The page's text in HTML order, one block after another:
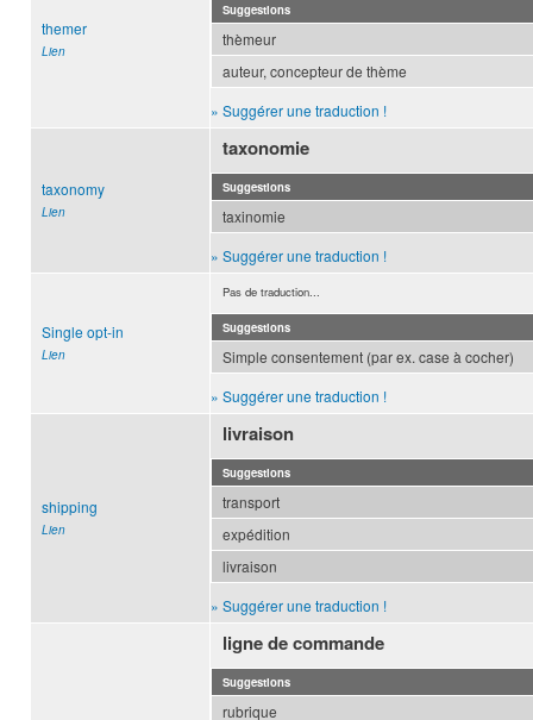
themer
Lien
Suggestions
thèmeur
auteur, concepteur de thème
» Suggérer une traduction !
taxonomy
Lien
taxonomie
Suggestions
taxinomie
» Suggérer une traduction !
Single opt-in
Lien
Pas de traduction...
Suggestions
Simple consentement (par ex. case à cocher)
» Suggérer une traduction !
shipping
Lien
livraison
Suggestions
transport
expédition
livraison
» Suggérer une traduction !
ligne de commande
Suggestions
rubrique